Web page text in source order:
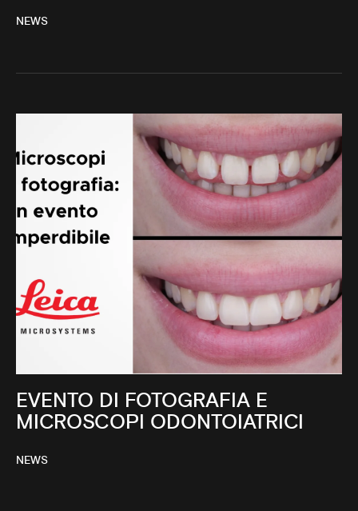
NEWS
EVENTO DI FOTOGRAFIA E
MICROSCOPI ODONTOIATRICI
NEWS